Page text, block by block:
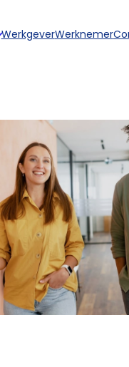
WerkgeverWerknemer